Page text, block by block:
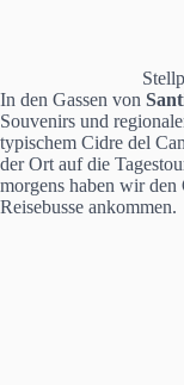
In den Gassen von
Souvenirs und
typischem Cidre del
der Ort auf die
morgens haben wir den
Reisebusse ankommen.